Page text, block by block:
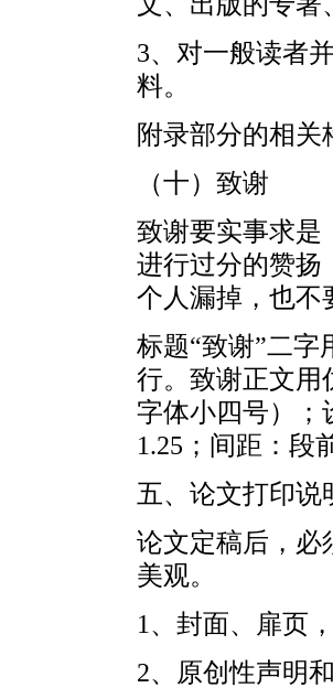
3、对一般读者
料。
附录部分的相
（十）致谢
致谢要实事求是
进行过分的赞扬
个人漏掉，也不
标题“致谢”二字
行。致谢正文用
字体小四号）；
1.25；间距：段
五、论文打印说
论文定稿后，必
美观。
1、封面、扉页
2、原创性声明